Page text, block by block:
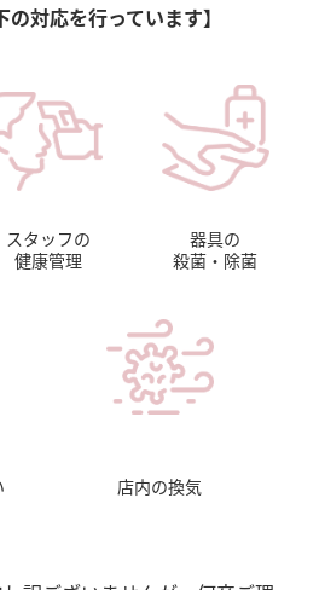
の対応を行っています】
スタッフの
健康管理
器具の
殺菌・除菌
店内の換気